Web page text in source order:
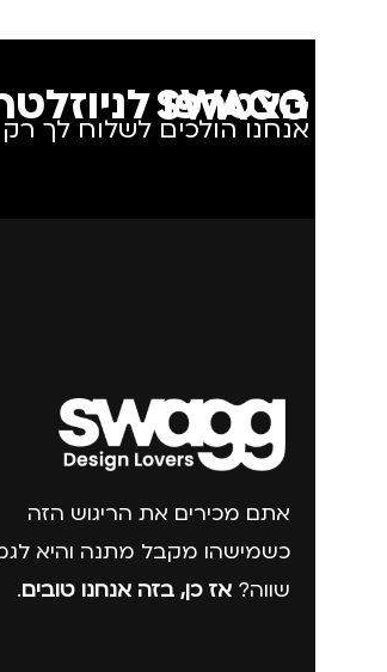
הצטרפו לניוזלטר של SWAGG
אנחנו הולכים לשלוח לך
אתם מכירים את הריגוש הזה
כשמישהו מקבל מתנה והיא
שווה? אז כן, בזה אנחנו טובים.